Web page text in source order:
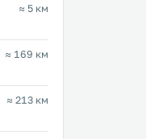
≈ 5 км
≈ 169 км
≈ 213 км